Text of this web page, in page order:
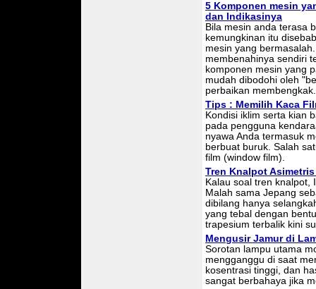
5 Komponen mesin
dan Indikasinya
Bila mesin anda terasa
kemungkinan itu
mesin yang
membenahinya sendiri
komponen mesin yang
mudah dibodohi oleh
perbaikan membengkak.
Tips : Memilih Kaca
Kondisi iklim serta kian
pada pengguna
nyawa Anda termasuk
berbuat buruk. Salah
film (window film).
Tren Knalpot
Kalau soal tren knalpot,
Malah sama Jepang
dibilang hanya
yang tebal dengan
trapesium terbalik kini
Mengusir Jamur di
Sorotan lampu utama
mengganggu di saat
kosentrasi tinggi, dan
sangat berbahaya jika